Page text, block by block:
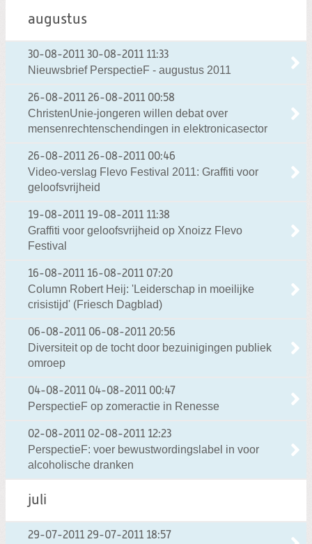
augustus
30-08-2011 30-08-2011 11:33
Nieuwsbrief PerspectieF - augustus 2011
26-08-2011 26-08-2011 00:58
ChristenUnie-jongeren willen debat over
mensenrechtenschendingen in elektronicasector
26-08-2011 26-08-2011 00:46
Video-verslag Flevo Festival 2011: Graffiti voor
geloofsvrijheid
19-08-2011 19-08-2011 11:38
Graffiti voor geloofsvrijheid op Xnoizz Flevo
Festival
16-08-2011 16-08-2011 07:20
Column Robert Heij: 'Leiderschap in moeilijke
crisistijd' (Friesch Dagblad)
06-08-2011 06-08-2011 20:56
Diversiteit op de tocht door bezuinigingen publiek
omroep
04-08-2011 04-08-2011 00:47
PerspectieF op zomeractie in Renesse
02-08-2011 02-08-2011 12:23
PerspectieF: voer bewustwordingslabel in voor
alcoholische dranken
juli
29-07-2011 29-07-2011 18:57